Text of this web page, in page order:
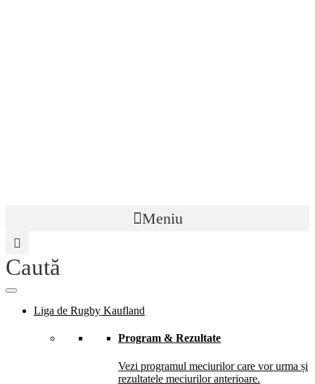
Meniu
Caută
Liga de Rugby Kaufland
Program & Rezultate
Vezi programul meciurilor care vor urma și
rezultatele meciurilor anterioare.